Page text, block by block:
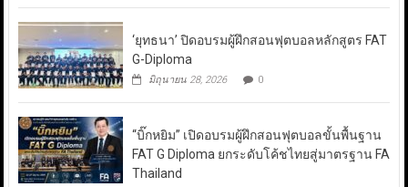
‘ยุทธนา’ ปิดอบรมผู้ฝึกสอนฟุตบอลหลักสูตร FAT
G-Diploma
มิถุนายน 28, 2026 0
“บิ๊กหยิม” เปิดอบรมผู้ฝึกสอนฟุตบอลขั้นพื้นฐาน
FAT G Diploma ยกระดับโค้ชไทยสู่มาตรฐาน FA
Thailand